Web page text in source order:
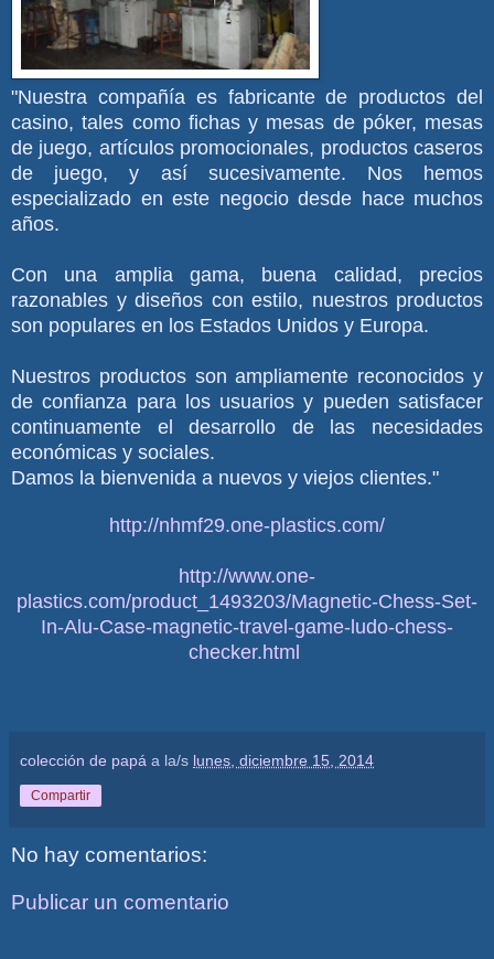
"Nuestra compañía es fabricante de productos del
casino, tales como fichas y mesas de póker, mesas
de juego, artículos promocionales, productos caseros
de juego, y así sucesivamente. Nos hemos
especializado en este negocio desde hace muchos
años.
Con una amplia gama, buena calidad, precios
razonables y diseños con estilo, nuestros productos
son populares en los Estados Unidos y Europa.
Nuestros productos son ampliamente reconocidos y
de confianza para los usuarios y pueden satisfacer
continuamente el desarrollo de las necesidades
económicas y sociales.
Damos la bienvenida a nuevos y viejos clientes."
http://nhmf29.one-plastics.com/
http://www.one-
plastics.com/product_1493203/Magnetic-Chess-Set-
In-Alu-Case-magnetic-travel-game-ludo-chess-
checker.html
colección de papá a la/s lunes, diciembre 15, 2014
Compartir
No hay comentarios:
Publicar un comentario